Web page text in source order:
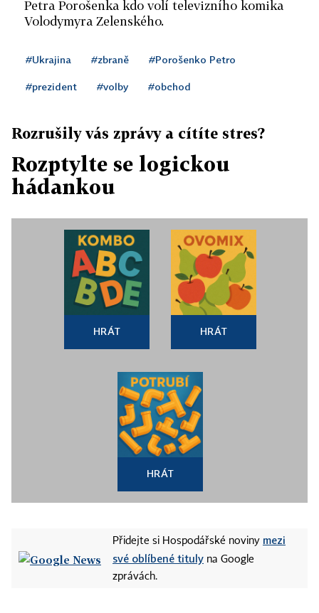
Petra Porošenka kdo volí televizního komika
Volodymyra Zelenského.
#Ukrajina #zbraně #Porošenko Petro
#prezident #volby #obchod
Rozrušily vás zprávy a cítíte stres?
Rozptylte se logickou
hádankou
HRÁT HRÁT
HRÁT
Přidejte si Hospodářské noviny mezi
své oblíbené tituly na Google
zprávách.